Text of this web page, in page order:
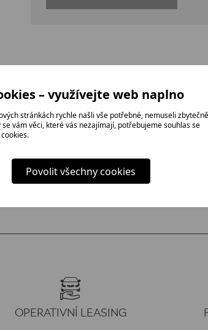
Dominik Pulgr
Prodejce nových vozů
dominik.pulgr@arservis.cz
OPERATIVNÍ LEASING
– využívejte web naplno
stránkách rychle našli vše potřebné, nemuseli zbytečně
vám věci, které vás nezajímají, potřebujeme souhlas se
Povolit všechny cookies